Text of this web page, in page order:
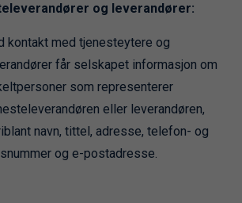
og leverandører:
kontakt med tjenesteytere og
får selskapet informasjon om
som representerer
eller leverandøren,
navn, tittel, adresse, telefon- og
og e-postadresse.